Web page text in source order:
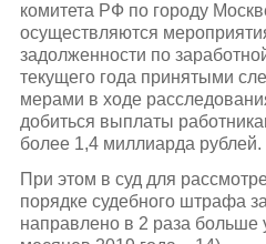
комитета РФ по городу
осуществляются
задолженности по
текущего года принятыми
мерами в ходе
добиться выплаты
более 1,4 миллиарда рублей.
При этом в суд для
порядке судебного штрафа
направлено в 2 раза больше